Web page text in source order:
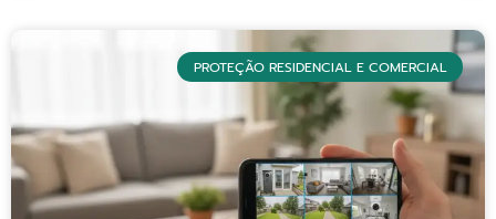
PROTEÇÃO RESIDENCIAL E COMERCIAL